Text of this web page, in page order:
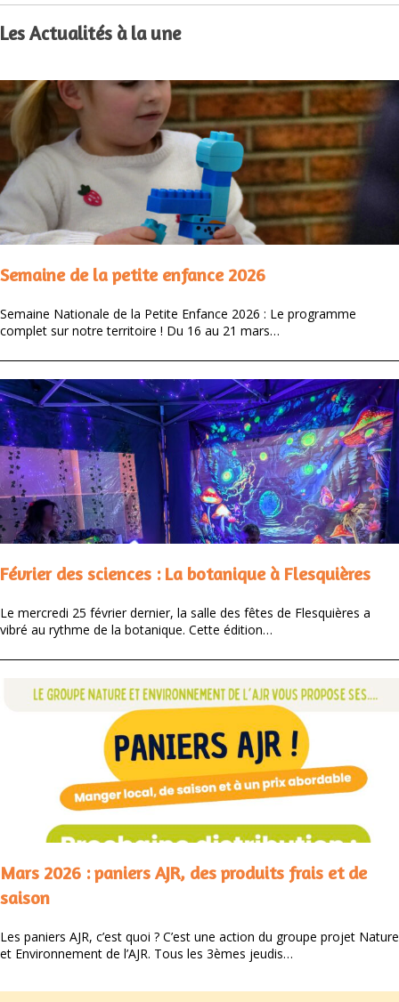
Les Actualités à la une
Semaine de la petite enfance 2026
Semaine Nationale de la Petite Enfance 2026 : Le programme
complet sur notre territoire ! Du 16 au 21 mars…
Février des sciences : La botanique à Flesquières
Le mercredi 25 février dernier, la salle des fêtes de Flesquières a
vibré au rythme de la botanique. Cette édition…
Mars 2026 : paniers AJR, des produits frais et de
saison
Les paniers AJR, c’est quoi ? C’est une action du groupe projet Nature
et Environnement de l’AJR. Tous les 3èmes jeudis…